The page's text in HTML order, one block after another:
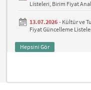
Listeleri, Birim Fiyat
13.07.2026 - Kültür ve
Fiyat Güncelleme
Hepsini Gör